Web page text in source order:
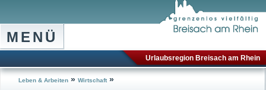
MENÜ
Urlaubsregion Breisach am Rhein
Leben & Arbeiten » Wirtschaft »